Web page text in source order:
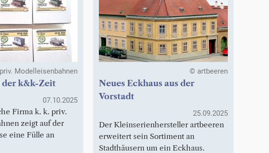
Modelleisenbahnen
der k&k-Zeit
07.10.2025
Firma k. k. priv.
zeigt auf der
eine Fülle an
© artbeeren
Neues Eckhaus aus der
Vorstadt
25.09.2025
Der Kleinserienhersteller artbeeren
erweitert sein Sortiment an
Stadthäusern um ein Eckhaus.